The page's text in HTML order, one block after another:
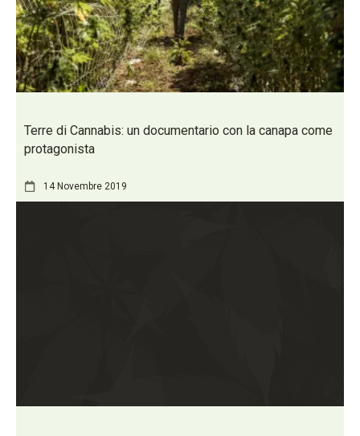
Terre di Cannabis: un documentario con la canapa come
protagonista
14 Novembre 2019